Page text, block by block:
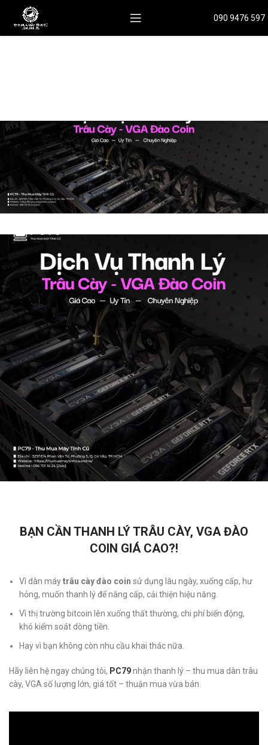
090 9476 597
BẠN CẦN THANH LÝ TRÂU CÀY, VGA ĐÀO
COIN GIÁ CAO?!
Vì dàn máytrâu cày đào coin sử dụng lâu ngày, xuống cấp, hư
hỏng, muốn thanh lý để nâng cấp, cải thiện hiệu năng.
Vì thị trường bitcoin lên xuống thất thường, chi phí biến động,
khó kiểm soát dòng tiền.
Hay vì bạn không còn nhu cầu khai thác nữa.
Hãy liên hệ ngay chúng tôi, PC79nhận thanh lý – thu mua dàn trâu
cày, VGA số lượng lớn, giá tốt – thuận mua vừa bán.